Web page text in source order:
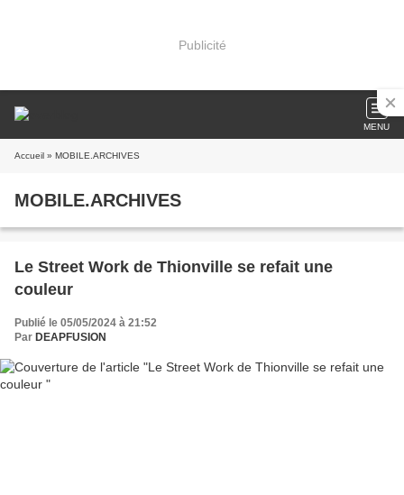
Publicité
MENU
Accueil » MOBILE.ARCHIVES
MOBILE.ARCHIVES
Le Street Work de Thionville se refait une
couleur
Publié le 05/05/2024 à 21:52
Par DEAPFUSION